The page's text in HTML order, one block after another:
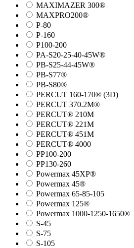
MAXIMAZER 300®
MAXPRO200®
P-80
P-160
P100-200
PA-S20-25-40-45W®
PB-S25-44-45W®
PB-S77®
PB-S80®
PERCUT 160-170® (3D)
PERCUT 370.2M®
PERCUT® 210M
PERCUT® 221M
PERCUT® 451M
PERCUT® 4000
PP100-200
PP130-260
Powermax 45XP®
Powermax 45®
Powermax 65-85-105
Powermax 125®
Powermax 1000-1250-1650®
S-45
S-75
S-105